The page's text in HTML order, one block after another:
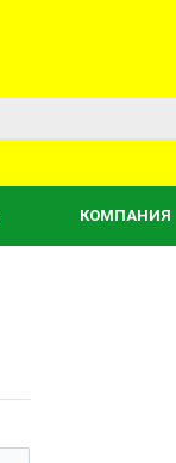
КОМПАНИЯ